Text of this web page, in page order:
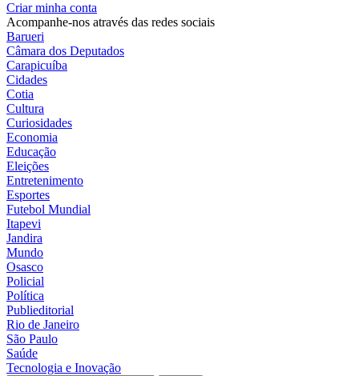
Criar minha conta
Acompanhe-nos através das redes sociais
Barueri
Câmara dos Deputados
Carapicuíba
Cidades
Cotia
Cultura
Curiosidades
Economia
Educação
Eleições
Entretenimento
Esportes
Futebol Mundial
Itapevi
Jandira
Mundo
Osasco
Policial
Política
Publieditorial
Rio de Janeiro
São Paulo
Saúde
Tecnologia e Inovação